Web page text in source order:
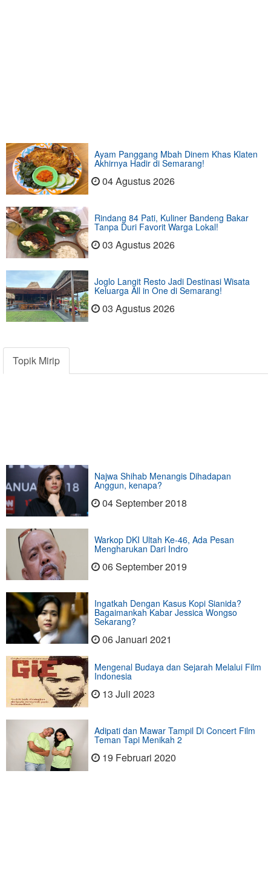
Ayam Panggang Mbah Dinem Khas Klaten
Akhirnya Hadir di Semarang!
04 Agustus 2026
Rindang 84 Pati, Kuliner Bandeng Bakar
Tanpa Duri Favorit Warga Lokal!
03 Agustus 2026
Joglo Langit Resto Jadi Destinasi Wisata
Keluarga All in One di Semarang!
03 Agustus 2026
Topik Mirip
Najwa Shihab Menangis Dihadapan
Anggun, kenapa?
04 September 2018
Warkop DKI Ultah Ke-46, Ada Pesan
Mengharukan Dari Indro
06 September 2019
Ingatkah Dengan Kasus Kopi Sianida?
Bagaimankah Kabar Jessica Wongso
Sekarang?
06 Januari 2021
Mengenal Budaya dan Sejarah Melalui Film
Indonesia
13 Juli 2023
Adipati dan Mawar Tampil Di Concert Film
Teman Tapi Menikah 2
19 Februari 2020